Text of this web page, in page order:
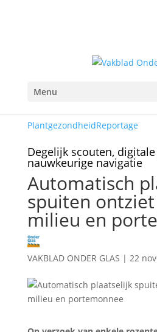
Menu
PlantgezondheidReportage
Degelijk scouten,
nauwkeurige navigatie
Automatisch
spuiten ontziet
milieu en
VAKBLAD ONDER GLAS | 22